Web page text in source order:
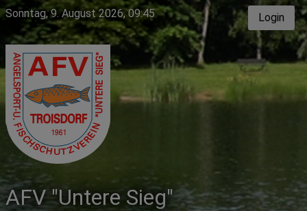
Sonntag, 9. August 2026, 09:45 Login
AFV "Untere Sieg"